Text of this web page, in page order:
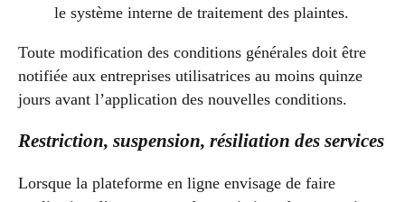
le système interne de traitement des plaintes.
Toute modification des conditions générales doit être
notifiée aux entreprises utilisatrices au moins quinze
jours avant l’application des nouvelles conditions.
Restriction, suspension, résiliation des services
Lorsque la plateforme en ligne envisage de faire